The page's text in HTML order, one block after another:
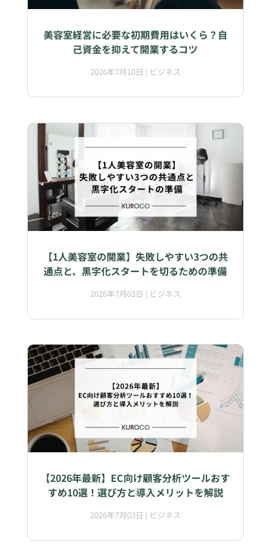
美容室経営に必要な初期費用はいくら？自
己資金を抑えて開業するコツ
2026年7月10日 | ビジネス
【1人美容室の開業】失敗しやすい3つの共
通点と、黒字化スタートを切るための準備
2026年7月03日 | ビジネス
【2026年最新】EC向け顧客分析ツールおす
すめ10選！選び方と導入メリットを解説
2026年7月03日 | ビジネス